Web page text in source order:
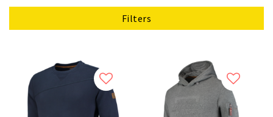
Filters